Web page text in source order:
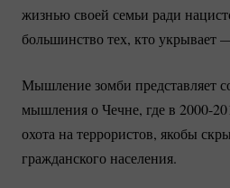
жизнью своей семьи ради
большинство тех, кто укрывает
Мышление зомби представляет
мышления о Чечне, где в 2000-
охота на террористов, якобы
гражданского населения.